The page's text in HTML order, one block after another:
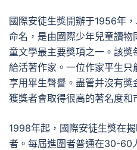
國際安徒生獎開辦于1956年
命名，是由國際少年兒童讀
童文學最主要獎項之一。該
給活著作家。一位作家平生
享用畢生聲譽。盡管并沒有獎
獲獎者會取得很高的著名度和
1998年起，國際安徒生獎在
者。每屆進圍者普通在30-60